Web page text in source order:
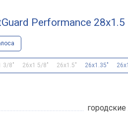
Performance 28x1.5
3/8" 26x1 5/8" 26x1.5" 26x1.35"